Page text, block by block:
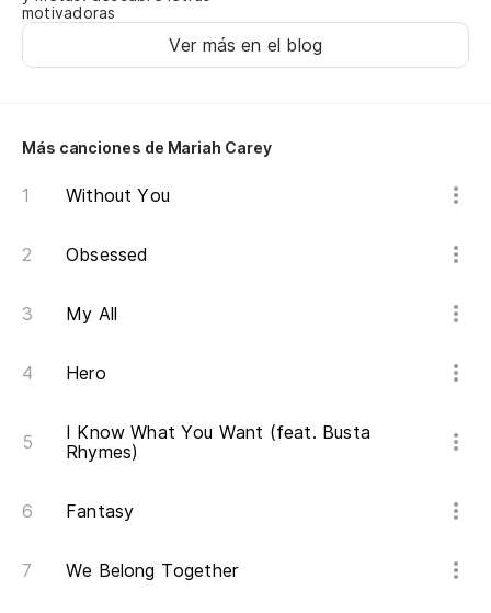
motivadoras
Ver más en el blog
Más canciones de Mariah Carey
Without You
Obsessed
My All
Hero
I Know What You Want (feat. Busta
Rhymes)
Fantasy
We Belong Together